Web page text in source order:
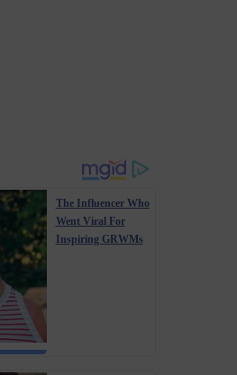
The Influencer Who
Went Viral For
Inspiring GRWMs